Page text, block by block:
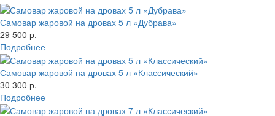
Самовар жаровой на дровах 5 л «Дубрава»
29 500 р.
Подробнее
Самовар жаровой на дровах 5 л «Классический»
30 300 р.
Подробнее